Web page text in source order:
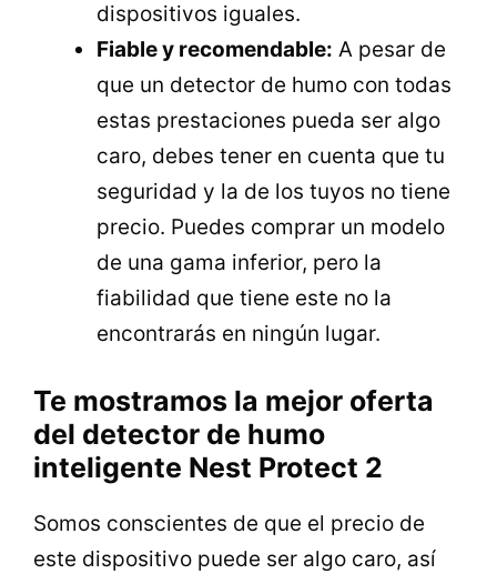
dispositivos iguales.
Fiable y recomendable: A pesar de
que un detector de humo con todas
estas prestaciones pueda ser algo
caro, debes tener en cuenta que tu
seguridad y la de los tuyos no tiene
precio. Puedes comprar un modelo
de una gama inferior, pero la
fiabilidad que tiene este no la
encontrarás en ningún lugar.
Te mostramos la mejor oferta
del detector de humo
inteligente Nest Protect 2
Somos conscientes de que el precio de
este dispositivo puede ser algo caro, así